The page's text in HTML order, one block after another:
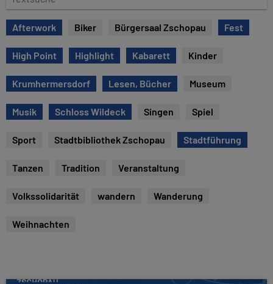
e
x
t
s
u
c
e
Afterwork Biker Bürgersaal Zschopau Fest
High Point Highlight Kabarett Kinder
Krumhermersdorf Lesen, Bücher Museum
Musik Schloss Wildeck Singen Spiel
Sport Stadtbibliothek Zschopau Stadtführung
Tanzen Tradition Veranstaltung
Volkssolidarität wandern Wanderung
Weihnachten